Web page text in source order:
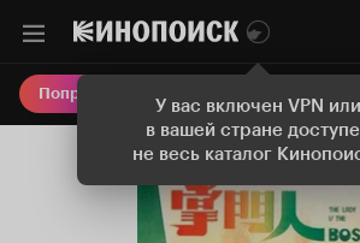
У вас включен VPN или
в вашей стране
не весь каталог
Попробовать Плюс Онлайн-